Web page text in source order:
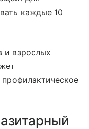
каждые 10
и взрослых
профилактическое